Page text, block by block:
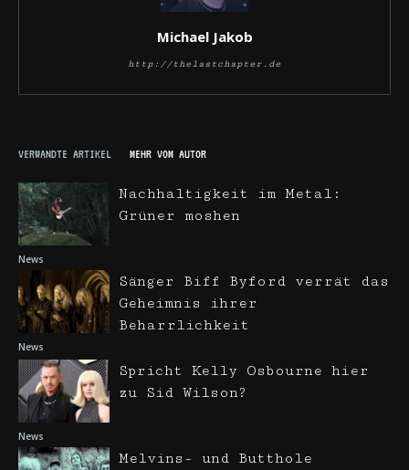
Michael Jakob
http://thelastchapter.de
VERWANDTE ARTIKEL MEHR VOM AUTOR
News
Nachhaltigkeit im Metal:
Grüner moshen
News
Sänger Biff Byford verrät das
Geheimnis ihrer
Beharrlichkeit
News
Spricht Kelly Osbourne hier
zu Sid Wilson?
Melvins- und Butthole